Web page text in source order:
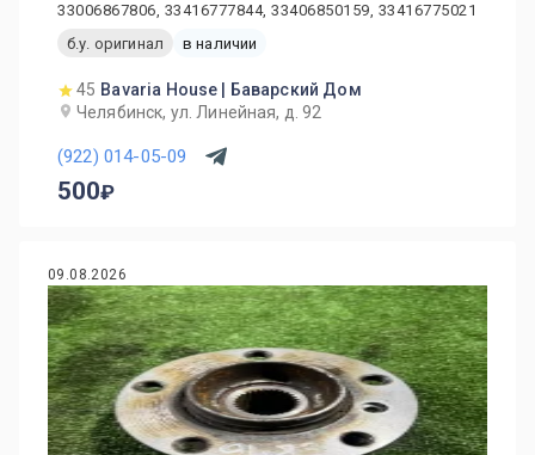
33006867806, 33416777844, 33406850159, 33416775021
б.у. оригинал
в наличии
45 Bavaria House | Баварский Дом
Челябинск, ул. Линейная, д. 92
(922) 014-05-09
500
09.08.2026